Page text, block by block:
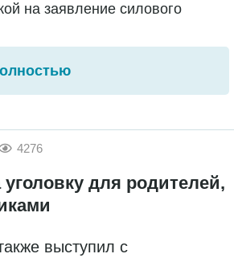
на заявление силового
4276
для родителей,
выступил с